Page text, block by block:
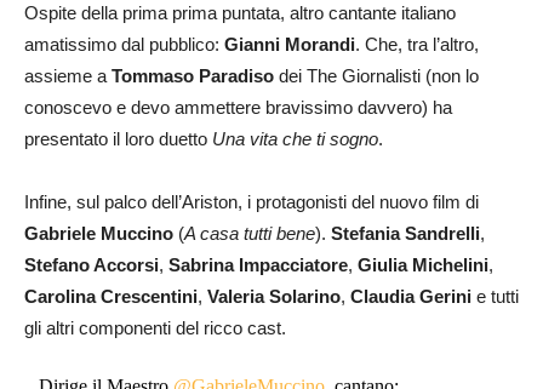
Ospite della prima prima puntata, altro cantante italiano
amatissimo dal pubblico: Gianni Morandi. Che, tra l’altro,
assieme a Tommaso Paradiso dei The Giornalisti (non lo
conoscevo e devo ammettere bravissimo davvero) ha
presentato il loro duetto Una vita che ti sogno.
Infine, sul palco dell’Ariston, i protagonisti del nuovo film di
Gabriele Muccino (A casa tutti bene). Stefania Sandrelli,
Stefano Accorsi, Sabrina Impacciatore, Giulia Michelini,
Carolina Crescentini, Valeria Solarino, Claudia Gerini e tutti
gli altri componenti del ricco cast.